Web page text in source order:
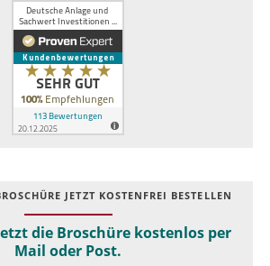
JETZT KOSTEN­FREI BESTELLEN
die Broschüre kostenlos per
Mail oder Post.